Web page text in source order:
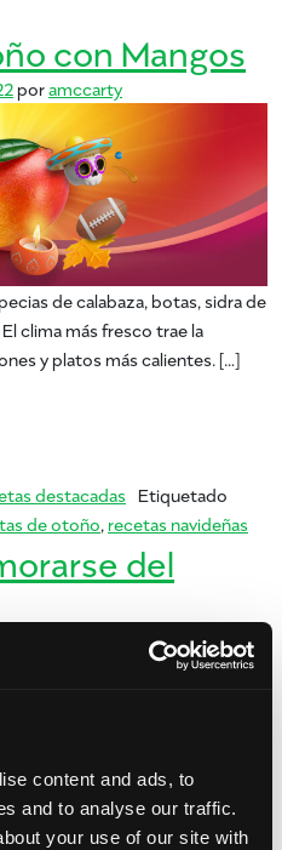
content and ads, to
and to analyse our traffic.
your use of our site with
con Mangos
poramccarty
de calabaza, botas, sidra de
clima más fresco trae la
y platos más calientes. […]
destacadas Etiquetado
de otoño recetas navideñas
del